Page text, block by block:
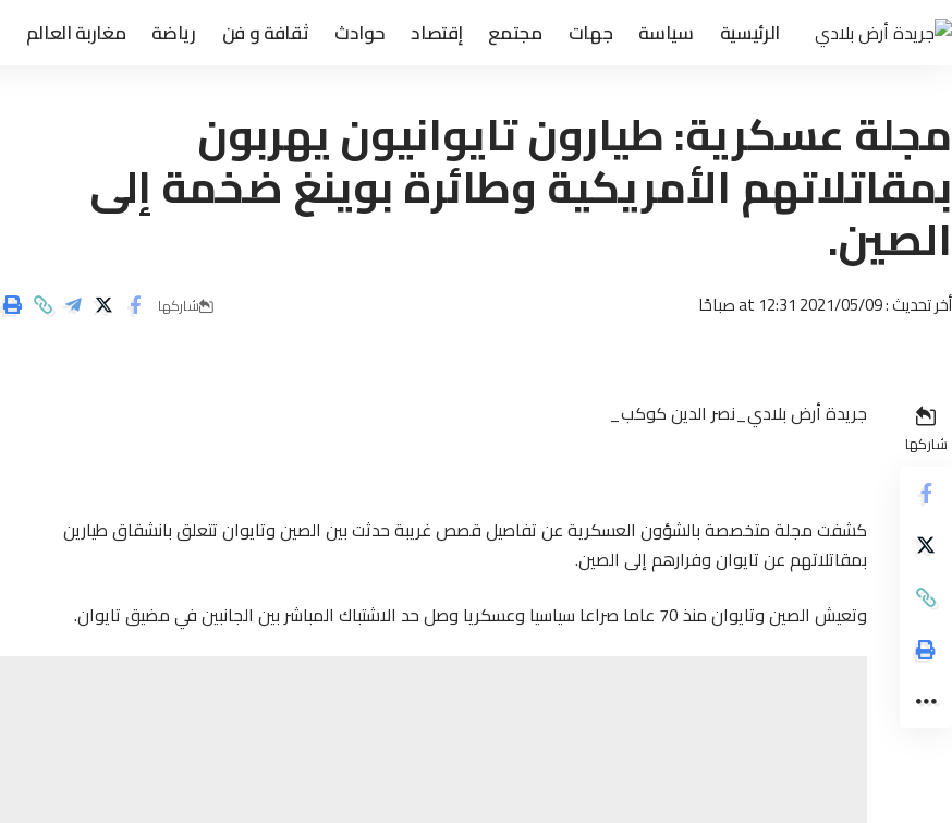
الرئيسية سياسة جهات مجتمع إقتصاد حوادث ثقافة و فن رياضة مغاربة العالم
مجلة عسكرية: طيارون تايوانيون يهربون
بمقاتلاتهم الأمريكية وطائرة بوينغ ضخمة إلى
الصين.
أخر تحديث : 2021/05/09 at 12:31 صباحًا شاركها
شاركها
جريدة أرض بلادي_نصر الدين كوكب_
كشفت مجلة متخصصة بالشؤون العسكرية عن تفاصيل قصص غريبة حدثت بين الصين وتايوان تتعلق بانشقاق طيارين
بمقاتلاتهم عن تايوان وفرارهم إلى الصين.
وتعيش الصين وتايوان منذ 70 عاما صراعا سياسيا وعسكريا وصل حد الاشتباك المباشر بين الجانبين في مضيق تايوان.